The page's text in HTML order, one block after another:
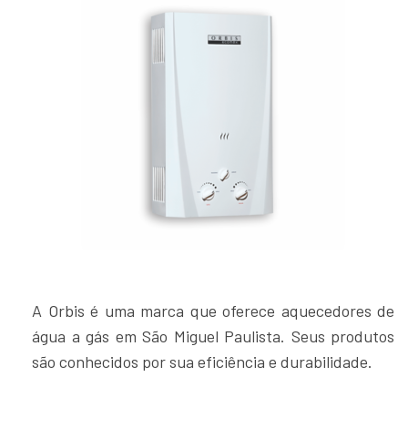
A Orbis é uma marca que oferece aquecedores de
água a gás em São Miguel Paulista. Seus produtos
são conhecidos por sua eficiência e durabilidade.